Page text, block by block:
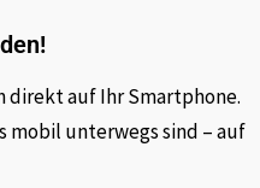
direkt auf Ihr Smartphone.
mobil unterwegs sind – auf